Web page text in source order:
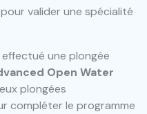
valider une spécialité
effectué une plongée
Open Water
plongées
compléter le programme